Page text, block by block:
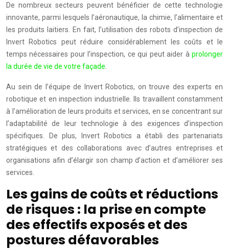
De nombreux secteurs peuvent bénéficier de cette technologie
innovante, parmi lesquels l’aéronautique, la chimie, l’alimentaire et
les produits laitiers. En fait, l’utilisation des robots d’inspection de
Invert Robotics peut réduire considérablement les coûts et le
temps nécessaires pour l’inspection, ce qui peut aider à prolonger
la durée de vie de votre façade
Au sein de l’équipe de Invert Robotics, on trouve des experts en
robotique et en inspection industrielle. Ils travaillent constamment
à l’amélioration de leurs produits et services, en se concentrant sur
l’adaptabilité de leur technologie à des exigences d’inspection
spécifiques. De plus, Invert Robotics a établi des partenariats
stratégiques et des collaborations avec d’autres entreprises et
organisations afin d’élargir son champ d’action et d’améliorer ses
services.
Les gains de coûts et réductions
de risques : la prise en compte
des effectifs exposés et des
postures défavorables